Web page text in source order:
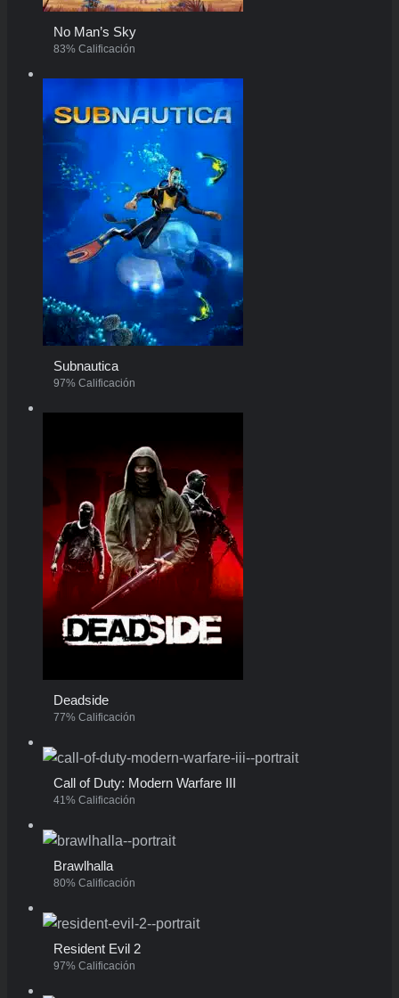
No Man’s Sky
83% Calificación
Subnautica
97% Calificación
Deadside
77% Calificación
Call of Duty: Modern Warfare III
41% Calificación
Brawlhalla
80% Calificación
Resident Evil 2
97% Calificación